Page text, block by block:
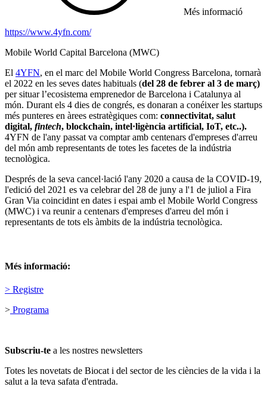
Més informació
https://www.4yfn.com/
Mobile World Capital Barcelona (MWC)
El 4YFN, en el marc del Mobile World Congress Barcelona, tornarà
el 2022 en les seves dates habituals (del 28 de febrer al 3 de març)
per situar l’ecosistema emprenedor de Barcelona i Catalunya al
món. Durant els 4 dies de congrés, es donaran a conéixer les startups
més punteres en àrees estratègiques com: connectivitat, salut
digital, fintech, blockchain, intel·ligència artificial, IoT, etc..).
4YFN de l'any passat va comptar amb centenars d'empreses d'arreu
del món amb representants de totes les facetes de la indústria
tecnològica.
Després de la seva cancel·lació l'any 2020 a causa de la COVID-19,
l'edició del 2021 es va celebrar del 28 de juny a l'1 de juliol a Fira
Gran Via coincidint en dates i espai amb el Mobile World Congress
(MWC) i va reunir a centenars d'empreses d'arreu del món i
representants de tots els àmbits de la indústria tecnològica.
Més informació:
> Registre
> Programa
Subscriu-te a les nostres newsletters
Totes les novetats de Biocat i del sector de les ciències de la vida i la
salut a la teva safata d'entrada.